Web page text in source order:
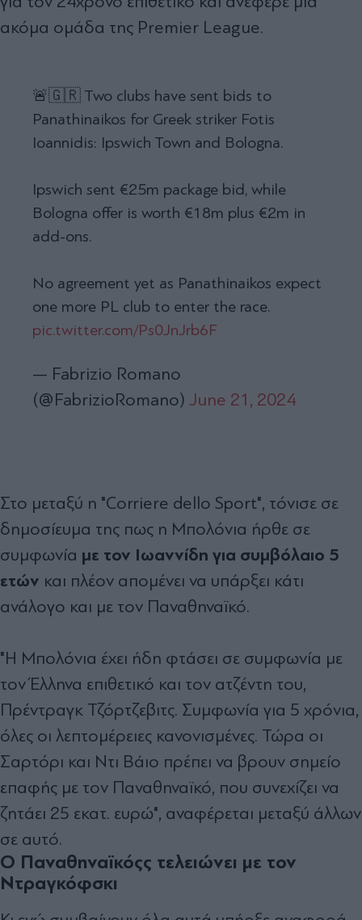
ακόμα ομάδα της Premier League.
🚨🇬🇷 Two clubs have sent bids to
Panathinaikos for Greek striker Fotis
Ioannidis: Ipswich Town and Bologna.
Ipswich sent €25m package bid, while
Bologna offer is worth €18m plus €2m in
add-ons.
No agreement yet as Panathinaikos expect
one more PL club to enter the race.
pic.twitter.com/Ps0JnJrb6F
— Fabrizio Romano
(@FabrizioRomano) June 21, 2024
Στο μεταξύ η "Corriere dello Sport", τόνισε σε
δημοσίευμα της πως η Μπολόνια ήρθε σε
συμφωνία με τον Ιωαννίδη για συμβόλαιο 5
ετών και πλέον απομένει να υπάρξει κάτι
ανάλογο και με τον Παναθηναϊκό.
"Η Μπολόνια έχει ήδη φτάσει σε συμφωνία με
τον Έλληνα επιθετικό και τον ατζέντη του,
Πρέντραγκ Τζόρτζεβιτς. Συμφωνία για 5 χρόνια,
όλες οι λεπτομέρειες κανονισμένες. Τώρα οι
Σαρτόρι και Ντι Βάιο πρέπει να βρουν σημείο
επαφής με τον Παναθηναϊκό, που συνεχίζει να
ζητάει 25 εκατ. ευρώ", αναφέρεται μεταξύ άλλων
σε αυτό.
Ο Παναθηναϊκόςς τελειώνει με τον
Ντραγκόφσκι